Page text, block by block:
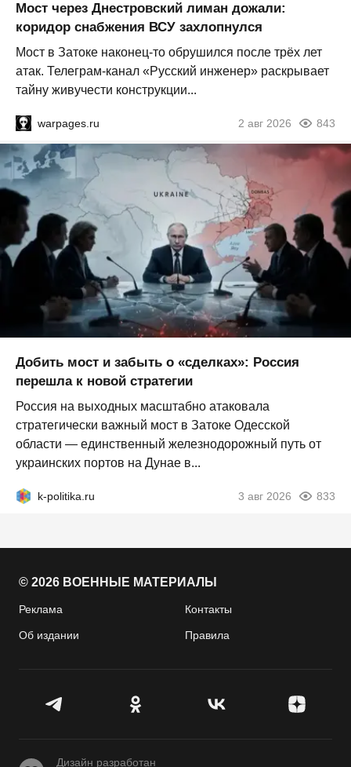
Мост через Днестровский лиман дожали:
коридор снабжения ВСУ захлопнулся
Мост в Затоке наконец-то обрушился после трёх лет
атак. Телеграм-канал «Русский инженер» раскрывает
тайну живучести конструкции...
warpages.ru 2 авг 2026 843
Добить мост и забыть о «сделках»: Россия
перешла к новой стратегии
Россия на выходных масштабно атаковала
стратегически важный мост в Затоке Одесской
области — единственный железнодорожный путь от
украинских портов на Дунае в...
k-politika.ru 3 авг 2026 833
© 2026 ВОЕННЫЕ МАТЕРИАЛЫ
Реклама Контакты
Об издании Правила